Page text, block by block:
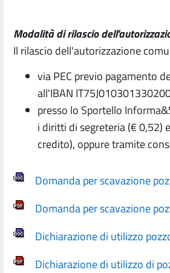
Modalità di rilascio
Il rilascio dell'autorizzazione
via PEC previo pagamento
all'IBAN
presso lo Sportello
i diritti di segreteria (€ 0,52)
credito), oppure tramite
Domanda per scavazione
Domanda per scavazione
Dichiarazione di utilizzo
Dichiarazione di utilizzo di